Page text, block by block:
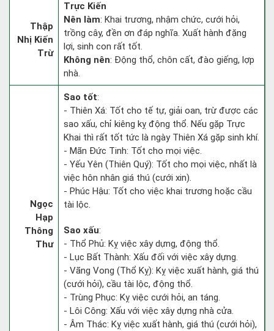
Thập
Nhị Kiến
Trừ
Trực Kiến
Nên làm: Khai trương, nhậm chức, cưới hỏi,
trồng cây, đền ơn đáp nghĩa. Xuất hành đặng
lợi, sinh con rất tốt.
Không nên: Động thổ, chôn cất, đào giếng, lợp
nhà.
Ngọc
Hạp
Thông
Thư
Sao tốt:
- Thiên Xá: Tốt cho tế tự, giải oan, trừ được các
sao xấu, chỉ kiêng kỵ động thổ. Nếu gặp Trực
Khai thì rất tốt tức là ngày Thiên Xá gặp sinh khí.
- Mãn Đức Tinh: Tốt cho mọi việc.
- Yếu Yên (Thiên Quý): Tốt cho mọi việc, nhất là
việc hôn nhân giá thú (cưới xin).
- Phúc Hậu: Tốt cho việc khai trương hoặc cầu
tài lộc.
Sao xấu:
- Thổ Phủ: Kỵ việc xây dựng, động thổ.
- Lục Bất Thành: Xấu đối với việc xây dựng.
- Vãng Vong (Thổ Kỵ): Kỵ việc xuất hành, giá thú
(cưới hỏi), cầu tài lộc, động thổ.
- Trùng Phục: Kỵ việc cưới hỏi, an táng.
- Lôi Công: Xấu với việc xây dựng nhà cửa.
- Âm Thác: Kỵ việc xuất hành, giá thú (cưới hỏi),